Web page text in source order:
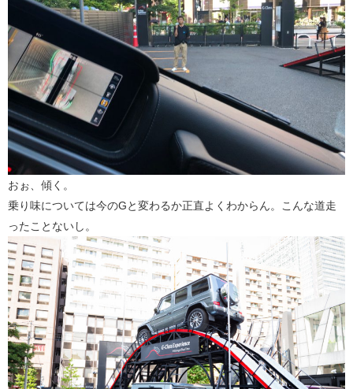
おぉ、傾く。
乗り味については今のGと変わるか正直よくわからん。こんな道走
ったことないし。